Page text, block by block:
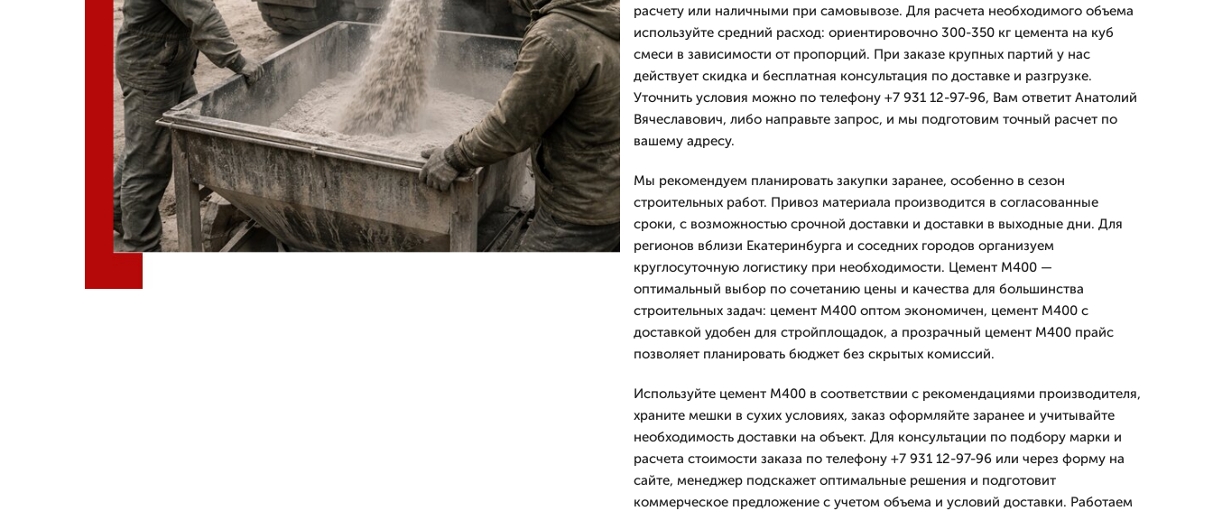
расчету или наличными при самовывозе. Для расчета необходимого объема
используйте средний расход: ориентировочно 300-350 кг цемента на куб
смеси в зависимости от пропорций. При заказе крупных партий у нас
действует скидка и бесплатная консультация по доставке и разгрузке.
Уточнить условия можно по телефону +7 931 12-97-96, Вам ответит Анатолий
Вячеславович, либо направьте запрос, и мы подготовим точный расчет по
вашему адресу.
Мы рекомендуем планировать закупки заранее, особенно в сезон
строительных работ. Привоз материала производится в согласованные
сроки, с возможностью срочной доставки и доставки в выходные дни. Для
регионов вблизи Екатеринбурга и соседних городов организуем
круглосуточную логистику при необходимости. Цемент М400 —
оптимальный выбор по сочетанию цены и качества для большинства
строительных задач: цемент М400 оптом экономичен, цемент М400 с
доставкой удобен для стройплощадок, а прозрачный цемент М400 прайс
позволяет планировать бюджет без скрытых комиссий.
Используйте цемент М400 в соответствии с рекомендациями производителя,
храните мешки в сухих условиях, заказ оформляйте заранее и учитывайте
необходимость доставки на объект. Для консультации по подбору марки и
расчета стоимости заказа по телефону +7 931 12-97-96 или через форму на
сайте, менеджер подскажет оптимальные решения и подготовит
коммерческое предложение с учетом объема и условий доставки. Работаем